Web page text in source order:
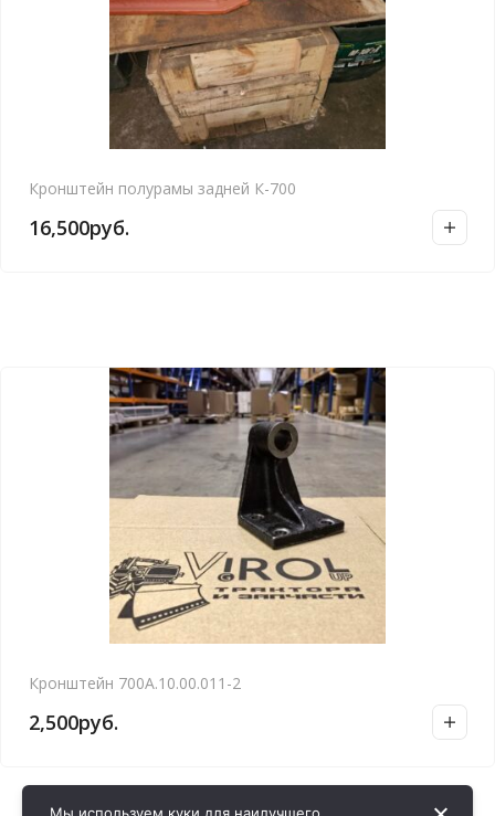
Кронштейн полурамы задней К-700
16,500руб.
Кронштейн 700А.10.00.011-2
2,500руб.